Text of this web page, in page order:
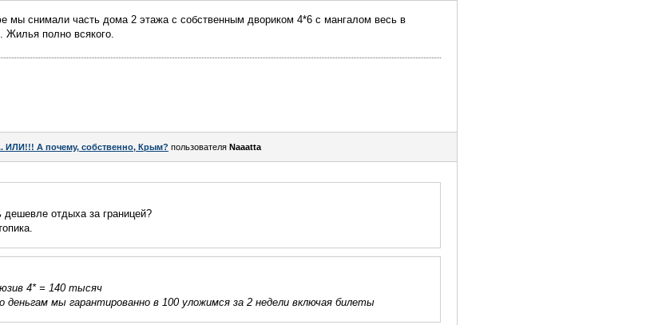
мы снимали часть дома 2 этажа с собственным двориком 4*6 с мангалом весь в
Жилья полно всякого.
ИЛИ!!! А почему, собственно, Крым? пользователя Naaatta
отдыха за границей?
4* = 140 тысяч
мы гарантированно в 100 уложимся за 2 недели включая билеты